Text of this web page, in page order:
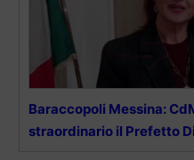
Baraccopoli Messina:
straordinario il Prefetto